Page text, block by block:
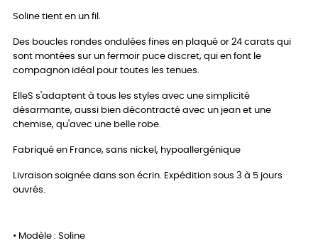
Soline tient en un fil.
Des boucles rondes ondulées fines en plaqué or 24 carats qui
sont montées sur un fermoir puce discret, qui en font le
compagnon idéal pour toutes les tenues.
ElleS s'adaptent à tous les styles avec une simplicité
désarmante, aussi bien décontracté avec un jean et une
chemise, qu'avec une belle robe.
Fabriqué en France, sans nickel, hypoallergénique
Livraison soignée dans son écrin. Expédition sous 3 à 5 jours
ouvrés.
• Modèle : Soline